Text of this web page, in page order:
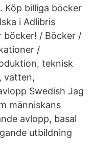
Köp billiga böcker
i Adlibris
böcker! / Böcker /
/
teknisk
vatten,
Swedish Jag
människans
avlopp, basal
utbildning